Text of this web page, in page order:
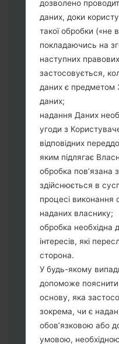
Додайте усі
Якщо ви
скинути до
оберіть
виберіть
збереження
Тепер
"Download"
зробити:
Натисніть
живлення,
Натисніть
зменшення та
Натисніть
живлення,
додому.
Підключіть
клавіші:
Натисніть
живлення та
Далі
програма
дозволено
даних, доки
такої обробки («не
покладаючись на
наступних
застосовується,
даних є предметом
даних;
надання Даних
угоди з
відповідних
яким підлягає
обробка пов’язана
здійснюється в
процесі виконання
наданих власнику;
обробка необхідна
інтересів, які
сторона.
У будь-якому
допоможе
основу, яка
зокрема, чи є
обов’язковою або
умовою,